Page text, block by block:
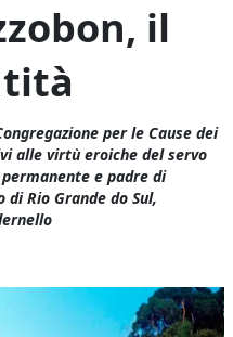
il
per le Cause dei
alle virtù eroiche del servo
permanente e padre di
Rio Grande do Sul,